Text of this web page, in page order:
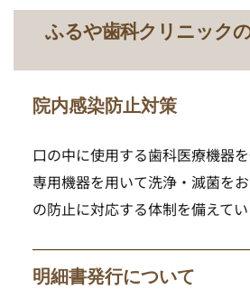
ふるや歯科クリニック
院内感染防止対策
口の中に使用する歯科医療機器
専用機器を用いて洗浄・滅菌を
の防止に対応する体制を備えてい
明細書発行について